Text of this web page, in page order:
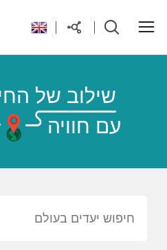
יעדים בעולם
טיפים והנחות לטיול
רילוקיישן לקפריסין
שילוב של
עם חוויה
חיפוש יעדים בעולם